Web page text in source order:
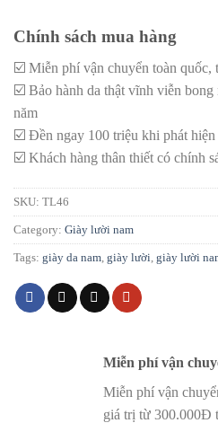
Chính sách mua hàng
☑️ Miễn phí vận chuyển toàn quốc,
☑️ Bảo hành da thật vĩnh viễn bong
năm
☑️ Đền ngay 100 triệu khi phát hiện
☑️ Khách hàng thân thiết có chính
SKU: TL46
Category: Giày lười nam
Tags: giày da nam giày lười giày lười
Miễn phí vận
Miễn phí vận
giá trị từ 300.000Đ